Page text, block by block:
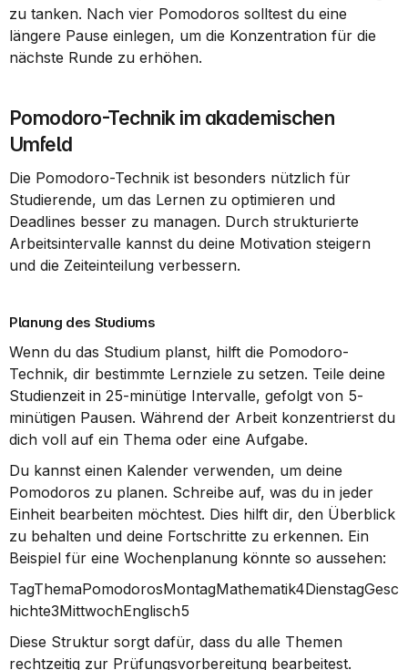
zu tanken. Nach vier Pomodoros solltest du eine
längere Pause einlegen, um die Konzentration für die
nächste Runde zu erhöhen.
Pomodoro-Technik im akademischen
Umfeld
Die Pomodoro-Technik ist besonders nützlich für
Studierende, um das Lernen zu optimieren und
Deadlines besser zu managen. Durch strukturierte
Arbeitsintervalle kannst du deine Motivation steigern
und die Zeiteinteilung verbessern.
Planung des Studiums
Wenn du das Studium planst, hilft die Pomodoro-
Technik, dir bestimmte Lernziele zu setzen. Teile deine
Studienzeit in 25-minütige Intervalle, gefolgt von 5-
minütigen Pausen. Während der Arbeit konzentrierst du
dich voll auf ein Thema oder eine Aufgabe.
Du kannst einen Kalender verwenden, um deine
Pomodoros zu planen. Schreibe auf, was du in jeder
Einheit bearbeiten möchtest. Dies hilft dir, den Überblick
zu behalten und deine Fortschritte zu erkennen. Ein
Beispiel für eine Wochenplanung könnte so aussehen:
TagThemaPomodorosMontagMathematik4DienstagGesc
hichte3MittwochEnglisch5
Diese Struktur sorgt dafür, dass du alle Themen
rechtzeitig zur Prüfungsvorbereitung bearbeitest.